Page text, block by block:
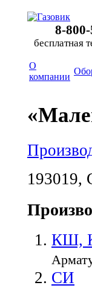
8-
бесплатная
О
компании
193019,
КШ,
СИ